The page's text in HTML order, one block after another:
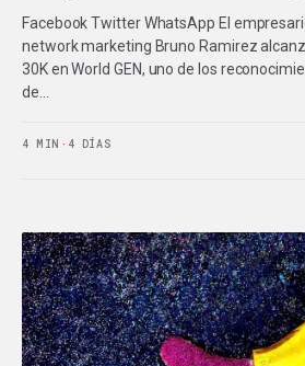
Facebook Twitter WhatsApp El
network marketing Bruno Ramirez
30K en World GEN, uno de los
de…
4 MIN · 4 DÍAS